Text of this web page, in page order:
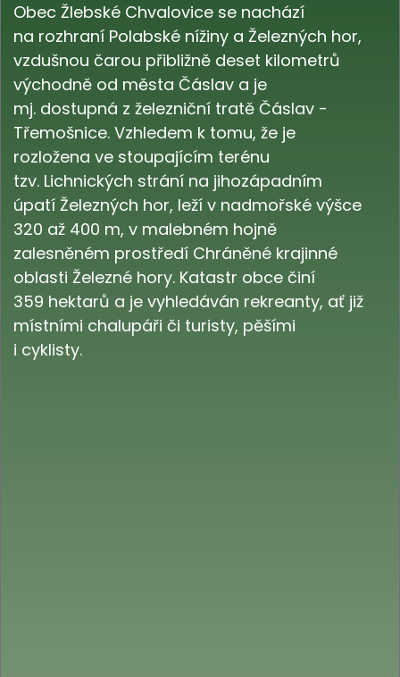
Obec Žlebské Chvalovice se nachází
na rozhraní Polabské nížiny a Železných hor,
vzdušnou čarou přibližně deset kilometrů
východně od města Čáslav a je
mj. dostupná z železniční tratě Čáslav -
Třemošnice. Vzhledem k tomu, že je
rozložena ve stoupajícím terénu
tzv. Lichnických strání na jihozápadním
úpatí Železných hor, leží v nadmořské výšce
320 až 400 m, v malebném hojně
zalesněném prostředí Chráněné krajinné
oblasti Železné hory. Katastr obce činí
359 hektarů a je vyhledáván rekreanty, ať již
místními chalupáři či turisty, pěšími
i cyklisty.